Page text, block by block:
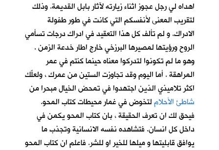
اهداه لي رجل عجوز اثناء زيارته لآثار بابل القديمة. وذلك
لتقريب المعنى لأنفسكم التي كانت في طور طفولة
الادراك. و لم تألف كل هذا التعقيد في ادراك درجات تسأمي
الروح ورؤيتها لمصيرها البرزخي خارج اطار خدعة الزمن .
وهو ما لم تكونوا لتدركوا معناه حينما كنتم في عمر
المراهقة . أما اليوم وقد تجاوزت الستين من عمرك ، ولعلّك
اكثر تلاميذي الذين اجتهدوا في تمحض الخيال مبحرا من
شاطئ الأحلاملتخوض في غمار محيطات كتاب المحو.
فيحق لك ان تعرف الحقيقة ، بان كتاب المحو يكمن في
داخل كل انسان. فتشاهده نفسه الانسانية وتجذب ما
يوافق قابليتها و ميلها للخير او للشر. فاعلم ان كتاب المحو